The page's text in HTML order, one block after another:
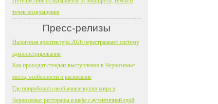
точек возвращения
Пресс-релизы
Налоговая архитектура 2026 перестраивает систему
администрирования
Как проходят стендап-выступления в Черноземье:
места, особенности и расписание
Где попробовать необычные кухни мира в
Черноземье: рестораны и кафе с аутентичной едой